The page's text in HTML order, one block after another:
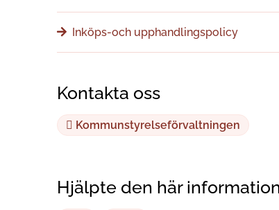
Inköps-och upphandlingspolicy
Kontakta oss
Kommunstyrelseförvaltningen
Hjälpte den här